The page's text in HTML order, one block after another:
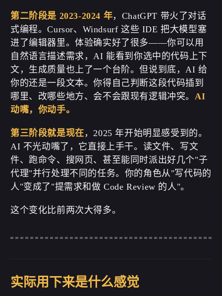
第二阶段是 2023-2024 年，ChatGPT 带火了对话
式编程。Cursor、Windsurf 这些 IDE 把大模型塞
进了编辑器里。体验确实好了很多——你可以用
自然语言描述需求，AI 能看到你选中的代码上下
文，生成质量也上了一个台阶。但说到底，AI 给
你的还是一段文本。你得自己判断这段代码插到
哪里、改哪些地方、会不会跟现有逻辑冲突。AI
动嘴，你动手。
第三阶段就是现在 ，2025 年开始明显感受到的。
AI 不光动嘴了，它直接上手干。读文件、写文
件、跑命令、搜网页、甚至能同时派出好几个"子
代理"并行处理不同的任务。你的角色从"写代码的
人"变成了"提需求和做 Code Review 的人"。
这个变化比前两次大得多。
实际用下来是什么感觉